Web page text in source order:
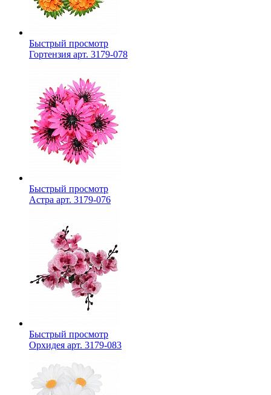
Быстрый просмотр
Гортензия арт. 3179-078
Быстрый просмотр
Астра арт. 3179-076
Быстрый просмотр
Орхидея арт. 3179-083